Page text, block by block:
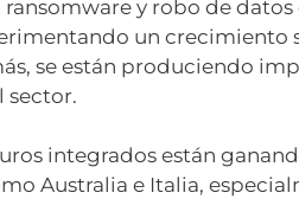
y robo de
un crecimiento
se están produciendo
sector.
integrados están
Australia e Italia,